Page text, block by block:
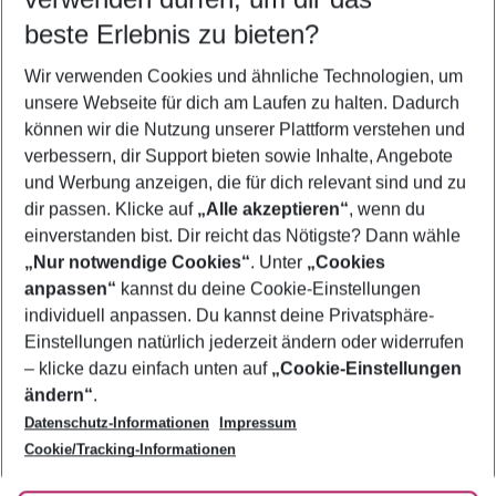
5-8 Nächte
2 Erwachsene Keine Kinder
Mehr Filter anzeigen
Footer
Footer navigation
Über uns
AGB
Bestpreisgarantie
Cookie-Einstellungen ändern
Cookie-Richtlinie
Agenturbetreuung
Barrierefreies Reisen
Folge uns
beste Erlebnis zu bieten?
Wir verwenden Cookies und ähnliche Technologien, um
unsere Webseite für dich am Laufen zu halten. Dadurch
können wir die Nutzung unserer Plattform verstehen und
verbessern, dir Support bieten sowie Inhalte, Angebote
und Werbung anzeigen, die für dich relevant sind und zu
dir passen. Klicke auf „Alle akzeptieren“, wenn du
einverstanden bist. Dir reicht das Nötigste? Dann wähle
„Nur notwendige Cookies“. Unter „Cookies
anpassen“ kannst du deine Cookie-Einstellungen
individuell anpassen. Du kannst deine Privatsphäre-
Einstellungen natürlich jederzeit ändern oder widerrufen
– klicke dazu einfach unten auf „Cookie-Einstellungen
ändern“.
Datenschutz-Informationen
Impressum
Cookie/Tracking-Informationen